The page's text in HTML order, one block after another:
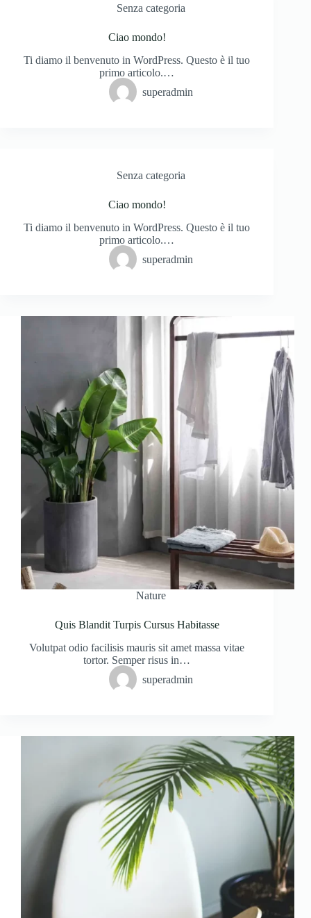
Senza categoria
Ciao mondo!
Ti diamo il benvenuto in WordPress. Questo è il tuo
primo articolo.…
superadmin
Senza categoria
Ciao mondo!
Ti diamo il benvenuto in WordPress. Questo è il tuo
primo articolo.…
superadmin
Nature
Quis Blandit Turpis Cursus Habitasse
Volutpat odio facilisis mauris sit amet massa vitae
tortor. Semper risus in…
superadmin